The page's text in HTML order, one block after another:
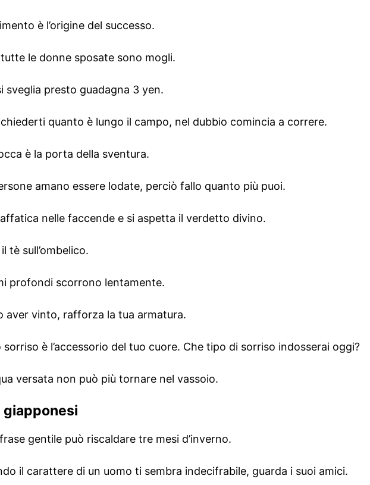
è l’origine del successo.
le donne sposate sono mogli.
sveglia presto guadagna 3 yen.
quanto è lungo il campo, nel dubbio comincia a correre.
è la porta della sventura.
amano essere lodate, perciò fallo quanto più puoi.
nelle faccende e si aspetta il verdetto divino.
tè sull’ombelico.
profondi scorrono lentamente.
aver vinto, rafforza la tua armatura.
sorriso è l’accessorio del tuo cuore. Che tipo di sorriso indosserai oggi?
versata non può più tornare nel vassoio.
giapponesi
gentile può riscaldare tre mesi d’inverno.
il carattere di un uomo ti sembra indecifrabile, guarda i suoi amici.